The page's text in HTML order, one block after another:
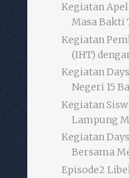
Kegiatan
Masa Bakti
Kegiatan
(IHT)
Kegiatan
Negeri 15
Kegiatan
Lampung
Kegiatan
Bersama
Episode2